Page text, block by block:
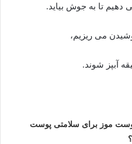
تا به جوش بیاید.
می ریزیم،
موز برای سلامتی پوست